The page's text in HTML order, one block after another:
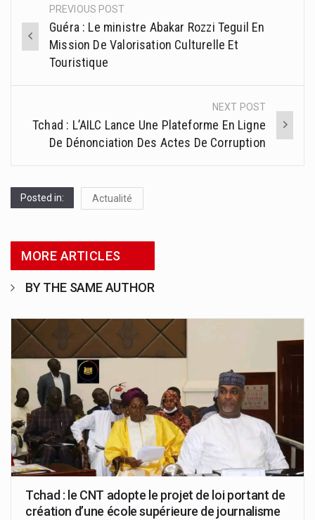
Post
navigation
PREVIOUS POST
Guéra : Le ministre Abakar Rozzi Teguil En
Mission De Valorisation Culturelle Et
Touristique
NEXT POST
Tchad : L’AILC Lance Une Plateforme En Ligne
De Dénonciation Des Actes De Corruption
Posted in: Actualité
MORE ARTICLES
BY THE SAME AUTHOR
Tchad : le CNT adopte le projet de loi portant de
création d’une école supérieure de journalisme